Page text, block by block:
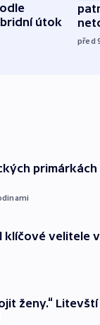
útok
před
primárkách
klíčové velitele
ženy.“